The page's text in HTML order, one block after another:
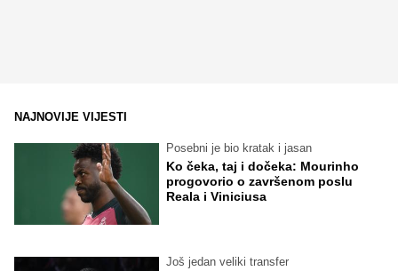
NAJNOVIJE VIJESTI
Posebni je bio kratak i jasan
Ko čeka, taj i dočeka: Mourinho
progovorio o završenom poslu
Reala i Viniciusa
Još jedan veliki transfer